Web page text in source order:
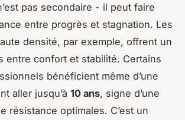
pas secondaire - il peut faire
entre progrès et stagnation. Les
densité, par exemple, offrent un
entre confort et stabilité. Certains
bénéficient même d’une
aller jusqu’à 10 ans, signe d’une
résistance optimales. C’est un